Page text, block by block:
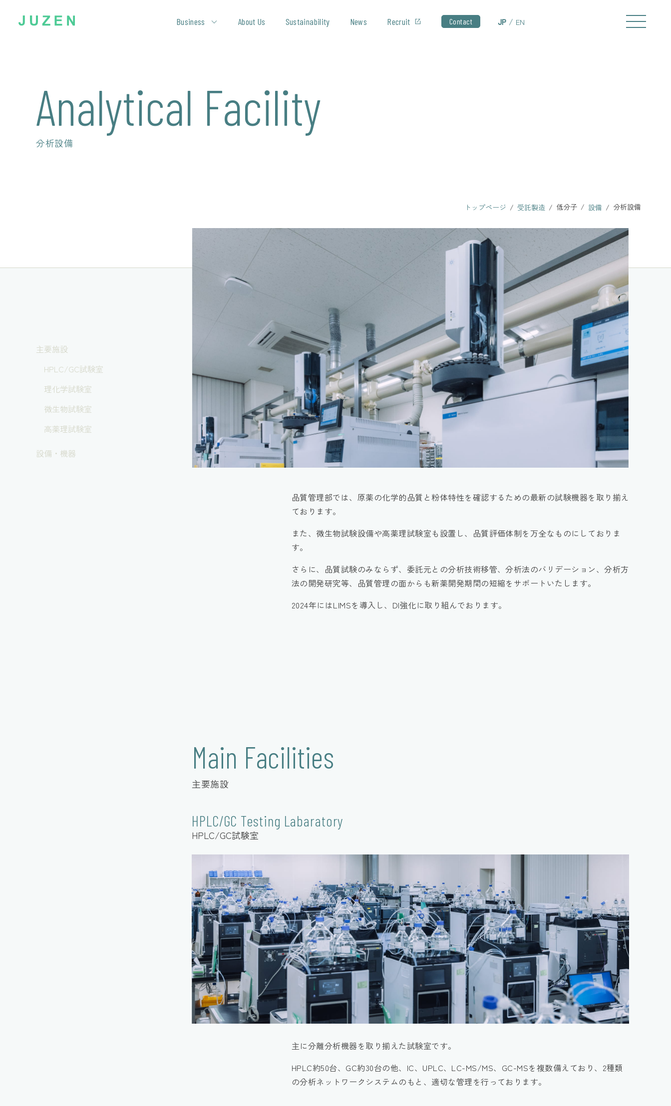
Business About Us Sustainability News Recruit Contact JP EN
分析設備
Analytical Facility
トップページ 受託製造 低分子 設備 分析設備
主要施設
HPLC/GC試験室
理化学試験室
微生物試験室
高薬理試験室
設備・機器
品質管理部では、原薬の化学的品質と粉体特性を確認するための最新の試験機器を取り揃え
ております。
また、微生物試験設備や高薬理試験室も設置し、品質評価体制を万全なものにしておりま
す。
さらに、品質試験のみならず、委託元との分析技術移管、分析法のバリデーション、分析方
法の開発研究等、品質管理の面からも新薬開発期間の短縮をサポートいたします。
2024年にはLIMSを導入し、DI強化に取り組んでおります。
主要施設
Main Facilities
HPLC/GC試験室
HPLC/GC Testing Labaratory
主に分離分析機器を取り揃えた試験室です。
HPLC約50台、GC約30台の他、IC、UPLC、LC-MS/MS、GC-MSを複数備えており、2種類
の分析ネットワークシステムのもと、適切な管理を行っております。